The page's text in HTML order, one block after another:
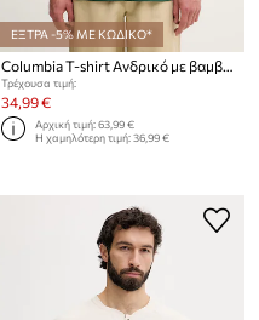
ΕΞΤΡΑ -5% ΜΕ ΚΩΔΙΚΟ*
Columbia T-shirt Ανδρικό με βαμβάκι Acker Rock
Τρέχουσα τιμή:
34,99 €
Αρχική τιμή:63,99 €
Η χαμηλότερη τιμή:36,99 €